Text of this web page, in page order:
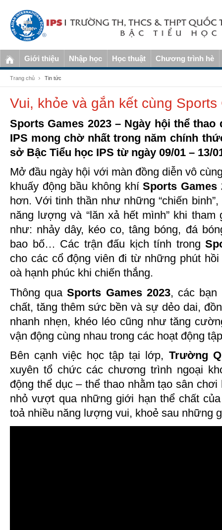
Giới thiệu Nhập học Học thuật Chương trình hè
Trang chủ Tin tức
Vui, khỏe và gắn kết cùng Sports
Sports Games 2023 – Ngày hội thể
IPS mong chờ nhất trong năm chính
sở Bậc Tiểu học IPS từ ngày 09/01 – 13/
Mở đầu ngày hội với màn đồng diễn vô
khuấy động bầu không khíSports Games
hơn. Với tinh thần như những “chiến
năng lượng và “lăn xả hết mình” khi
như: nhảy dây, kéo co, tâng bóng, đá
bao bố… Các trận đấu kịch tính trong
cho các cổ động viên đi từ những phút
oà hạnh phúc khi chiến thắng.
Thông quaSports Games 2023, các bạn
chất, tăng thêm sức bền và sự dẻo dai,
nhanh nhẹn, khéo léo cũng như tăng
vận động cùng nhau trong các hoạt động
Bên cạnh việc học tập tại lớp, Trường
xuyên tổ chức các chương trình ngoại
động thể dục – thể thao nhằm tạo sân
nhỏ vượt qua những giới hạn thể chất
toả nhiều năng lượng vui, khoẻ sau những